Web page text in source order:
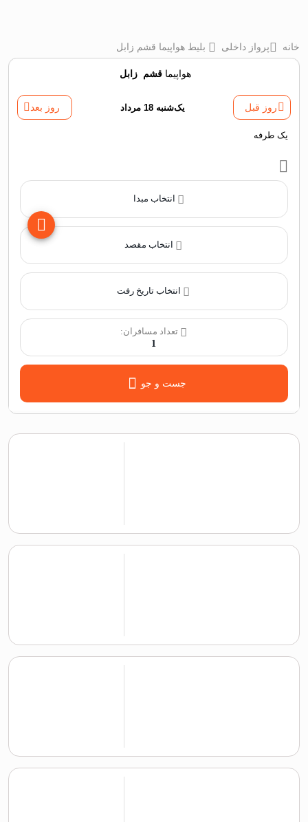
خانه پرواز داخلی بلیط هواپیما قشم زابل
هواپیما قشم زابل
روز قبل یک‌شنبه 18 مرداد روز بعد
یک طرفه
انتخاب مبدا
انتخاب مقصد
تعداد مسافران:
1
جست و جو